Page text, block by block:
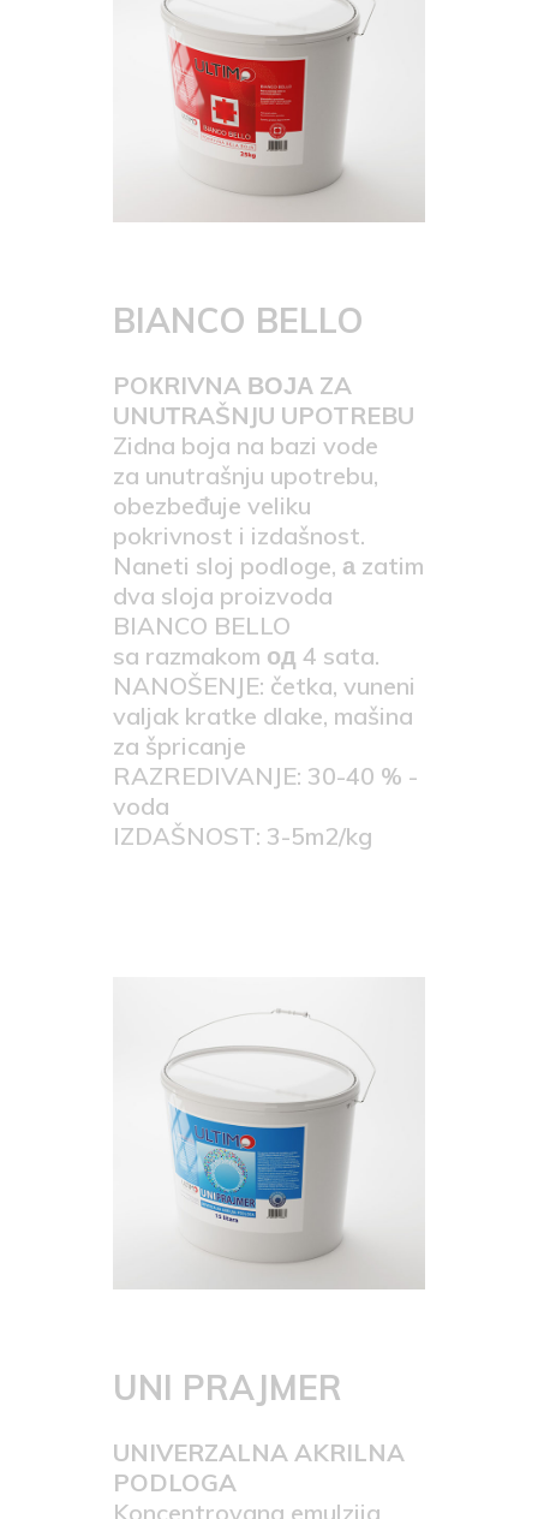
BIANCO BELLO
POКRIVNA ВОЈА ZA
UNUТRAŠNJU UPOTREBU
Zidna boja na bazi vode
za unutrašnju upotrebu,
obezbeđuje veliku
pokrivnost i izdašnost.
Naneti sloj podloge, а zatim
dva sloja proizvoda
BIANCO BELLO
sa razmakom од 4 sata.
NANOŠENJE: četka, vuneni
valjak kratke dlake, mašina
za špricanje
RAZREDIVANJE: 30-40 % -
voda
IZDAŠNOST: 3-5m2/kg
UNI PRAJMER
UNIVERZALNA AKRILNA
PODLOGA
Koncentrovana emulzija